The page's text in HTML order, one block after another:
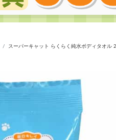
スーパーキャット らくらく純水ボディタオル